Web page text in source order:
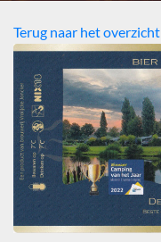
Terug naar het overzicht